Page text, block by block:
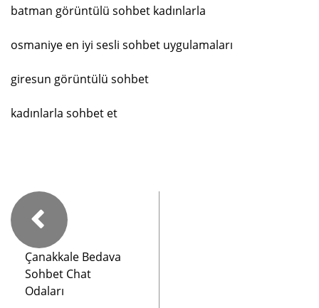
batman görüntülü sohbet kadınlarla
osmaniye en iyi sesli sohbet uygulamaları
giresun görüntülü sohbet
kadınlarla sohbet et
Çanakkale Bedava
Sohbet Chat
Odaları